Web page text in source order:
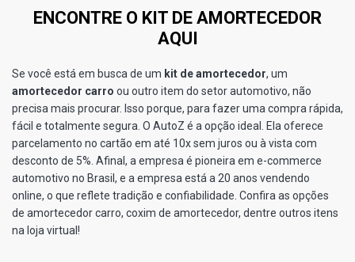
ENCONTRE O KIT DE AMORTECEDOR
AQUI
Se você está em busca de um kit de amortecedor, um
amortecedor carro ou outro item do setor automotivo, não
precisa mais procurar. Isso porque, para fazer uma compra rápida,
fácil e totalmente segura. O AutoZ é a opção ideal. Ela oferece
parcelamento no cartão em até 10x sem juros ou à vista com
desconto de 5%. Afinal, a empresa é pioneira em e-commerce
automotivo no Brasil, e a empresa está a 20 anos vendendo
online, o que reflete tradição e confiabilidade. Confira as opções
de amortecedor carro, coxim de amortecedor, dentre outros itens
na loja virtual!